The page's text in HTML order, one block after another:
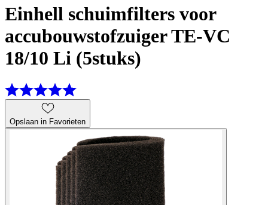
Einhell schuimfilters voor
accubouwstofzuiger TE-VC
18/10 Li (5stuks)
Opslaan in Favorieten